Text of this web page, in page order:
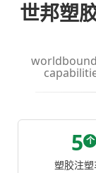
世邦塑
5 个
塑胶注塑